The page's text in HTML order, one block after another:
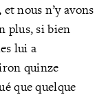
nous n’y avons
plus, si bien
lui a
quinze
que quelque